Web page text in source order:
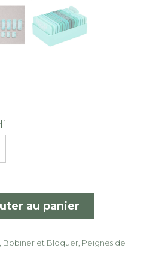
au panier
Bobiner et Bloquer Peignes de